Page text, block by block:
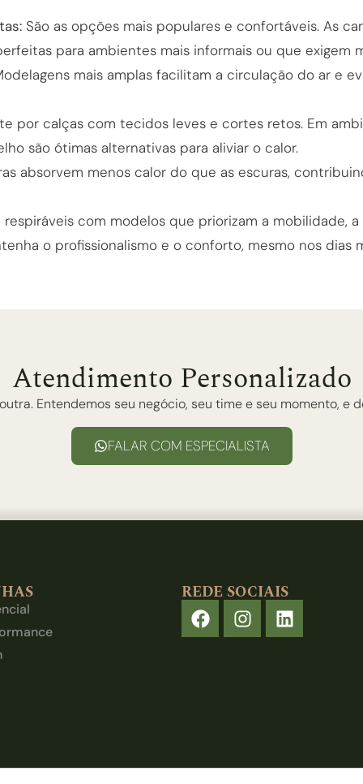
São as opções mais populares e confortáveis. As
para ambientes mais informais ou que exigem
mais amplas facilitam a circulação do ar e
por calças com tecidos leves e cortes retos. Em
são ótimas alternativas para aliviar o calor.
absorvem menos calor do que as escuras,
com modelos que priorizam a mobilidade, a
o profissionalismo e o conforto, mesmo nos dias
Atendimento Personalizado
Entendemos seu negócio, seu time e seu momento, e
FALAR COM ESPECIALISTA
REDE SOCIAIS